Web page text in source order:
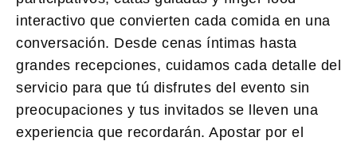
interactivo que convierten cada comida en una
conversación. Desde cenas íntimas hasta
grandes recepciones, cuidamos cada detalle del
servicio para que tú disfrutes del evento sin
preocupaciones y tus invitados se lleven una
experiencia que recordarán. Apostar por el